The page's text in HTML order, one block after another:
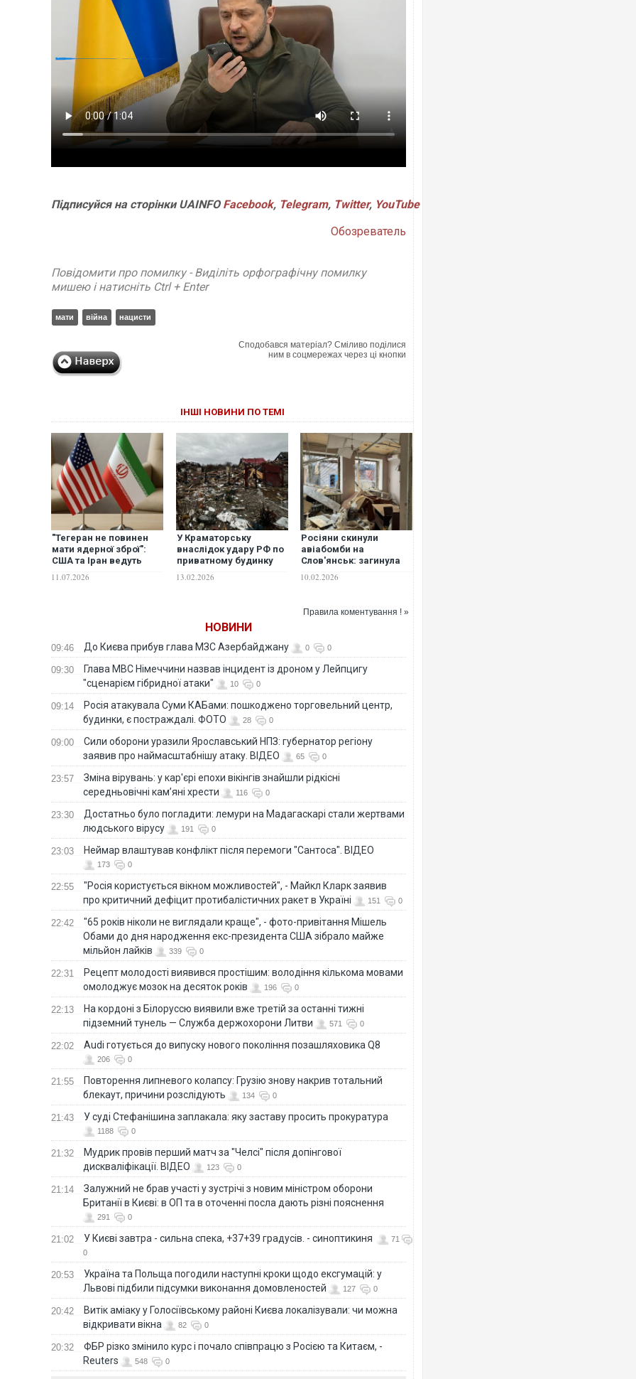
Підписуйся на сторінки UAINFO Facebook, Telegram, Twitter, YouTube
Обозреватель
Повідомити про помилку - Виділіть орфографічну помилку
мишею і натисніть Ctrl + Enter
мати війна нацисти
Сподобався матеріал? Сміливо поділися
ним в соцмережах через ці кнопки
ІНШІ НОВИНИ ПО ТЕМІ
"Тегеран не повинен
мати ядерної зброї":
США та Іран ведуть
щоб знизити
11.07.2026
У Краматорську
внаслідок удару РФ по
приватному будинку
їхні мати та бабуся
13.02.2026
Росіяни скинули
авіабомби на
Слов'янськ: загинула
семеро людей
10.02.2026
Правила коментування ! »
НОВИНИ
09:46 До Києва прибув глава МЗС Азербайджану 0 0
09:30
Глава МВС Німеччини назвав інцидент із дроном у Лейпцигу
"сценарієм гібридної атаки"
10 0
09:14
Росія атакувала Суми КАБами: пошкоджено торговельний центр,
будинки, є постраждалі. ФОТО
28 0
09:00
Сили оборони уразили Ярославський НПЗ: губернатор регіону
заявив про наймасштабнішу атаку. ВІДЕО
65 0
23:57
Зміна вірувань: у кар'єрі епохи вікінгів знайшли рідкісні
середньовічні кам’яні хрести
116 0
23:30
Достатньо було погладити: лемури на Мадагаскарі стали жертвами
людського вірусу
191 0
23:03 Неймар влаштував конфлікт після перемоги "Сантоса". ВІДЕО
173 0
22:55
"Росія користується вікном можливостей", - Майкл Кларк заявив
про критичний дефіцит протибалістичних ракет в Україні
151 0
22:42
"65 років ніколи не виглядали краще", - фото-привітання Мішель
Обами до дня народження екс-президента США зібрало майже
мільйон лайків
339 0
22:31
Рецепт молодості виявився простішим: володіння кількома мовами
омолоджує мозок на десяток років
196 0
22:13
На кордоні з Білоруссю виявили вже третій за останні тижні
підземний тунель — Служба держохорони Литви
571 0
22:02 Audi готується до випуску нового покоління позашляховика Q8
206 0
21:55
Повторення липневого колапсу: Грузію знову накрив тотальний
блекаут, причини розслідують
134 0
21:43 У суді Стефанішина заплакала: яку заставу просить прокуратура
1188 0
21:32
Мудрик провів перший матч за "Челсі" після допінгової
дискваліфікації. ВІДЕО
123 0
21:14
Залужний не брав участі у зустрічі з новим міністром оборони
Британії в Києві: в ОП та в оточенні посла дають різні пояснення
291 0
21:02 У Києві завтра - сильна спека, +37+39 градусів. - синоптикиня
71
0
20:53
Україна та Польща погодили наступні кроки щодо ексгумацій: у
Львові підбили підсумки виконання домовленостей
127 0
20:42
Витік аміаку у Голосіївському районі Києва локалізували: чи можна
відкривати вікна
82 0
20:32
ФБР різко змінило курс і почало співпрацю з Росією та Китаєм, -
Reuters
548 0
Франції
СБУ за сприяння Нацполіції та правоохоронців
Болгарії затримала міжнародного наркобарона.
ФОТО
Неймар влаштував конфлікт після перемоги
"Сантоса". ВІДЕО
Мудрик провів перший матч за "Челсі" після